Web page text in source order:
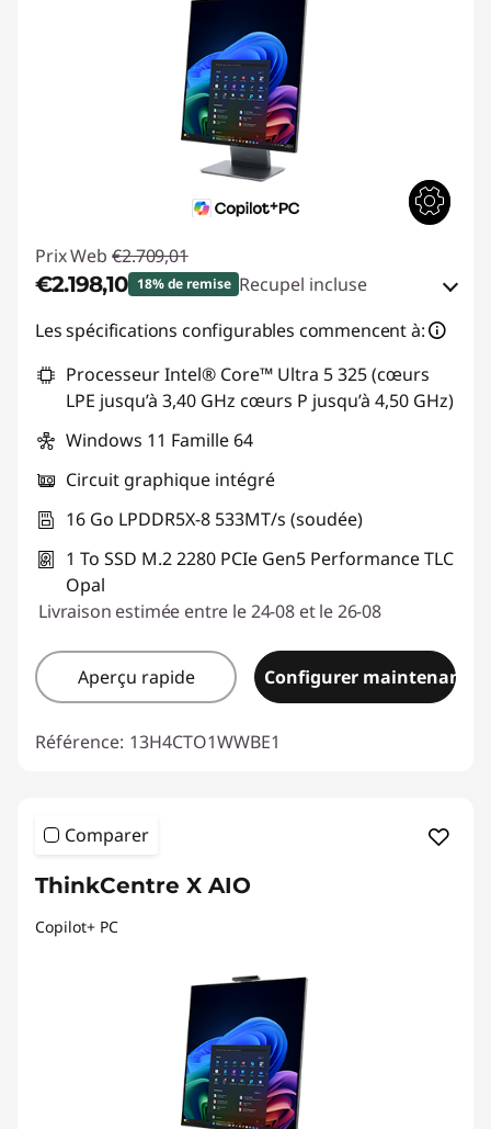
Prix Web €2.709,01
€2.198,10 18% de remise Recupel incluse
Bons de réduction en ligne :-€510,91
Code de réduction : THINKDEAL
Les spécifications configurables commencent à:
Processeur Intel® Core™ Ultra 5 325 (cœurs
LPE jusqu’à 3,40 GHz cœurs P jusqu’à 4,50 GHz)
Windows 11 Famille 64
Circuit graphique intégré
16 Go LPDDR5X-8 533MT/s (soudée)
1 To SSD M.2 2280 PCIe Gen5 Performance TLC
Opal
Livraison estimée entre le 24-08 et le 26-08
Aperçu rapide Configurer maintenant
Référence: 13H4CTO1WWBE1
Comparer
ThinkCentre X AIO
Copilot+ PC